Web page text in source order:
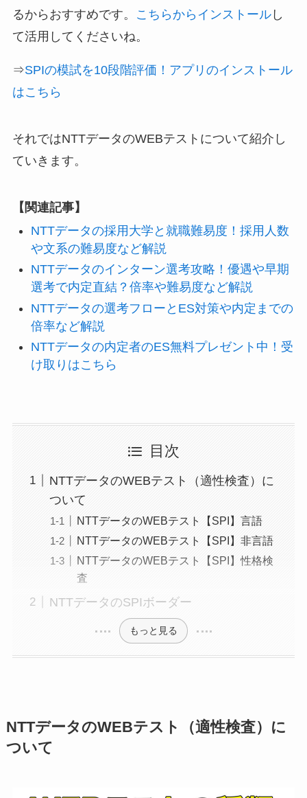
るからおすすめです。
こちらからインストールし
て活用してくださいね。
⇒SPIの模試を10段階評価！アプリのインストール
はこちら
それではNTTデータのWEBテストについて紹介し
ていきます。
【関連記事】
NTTデータの採用大学と就職難易度！採用人数
や文系の難易度など解説
NTTデータのインターン選考攻略！優遇や早期
選考で内定直結？倍率や難易度など解説
NTTデータの選考フローとES対策や内定までの
倍率など解説
NTTデータの内定者のES無料プレゼント中！受
け取りはこちら
目次
NTTデータのWEBテスト（適性検査）に
ついて
NTTデータのWEBテスト【SPI】言語
NTTデータのWEBテスト【SPI】非言語
NTTデータのWEBテスト【SPI】性格検
査
NTTデータのSPIボーダー
もっと見る
NTTデータのWEBテスト（適性検査）に
ついて